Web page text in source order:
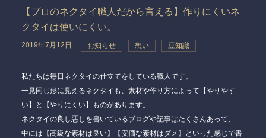
【プロのネクタイ職人だから言える】作りにくいネ
クタイは使いにくい。
2019年7月12日 お知らせ 想い 豆知識
私たちは毎日ネクタイの仕立てをしている職人です。
一見同じ形に見えるネクタイも、素材や作り方によって【やりやす
い】と【やりにくい】ものがあります。
ネクタイの良し悪しを書いているブログや記事はたくさんあって、
中には【高級な素材は良い】【安価な素材はダメ】といった感じで書